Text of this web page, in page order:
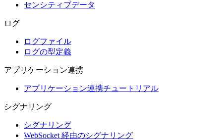
センシティブデータ
ログ
ログファイル
ログの型定義
アプリケーション連携
アプリケーション連携チュートリアル
シグナリング
シグナリング
WebSocket 経由のシグナリング